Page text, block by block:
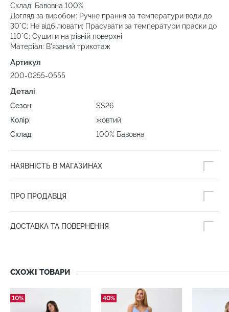
Склад: Бавовна 100%
Догляд за виробом: Ручне прання за температури води до
30°C; Не відбілювати; Прасувати за температури праски до
110°C; Сушити на рівній поверхні
Матеріал: В'язаний трикотаж
Артикул
200-0255-0555
Деталі
Сезон:
SS26
Колір:
жовтий
Склад:
100% Бавовна
НАЯВНІСТЬ В МАГАЗИНАХ
ПРО ПРОДАВЦЯ
ДОСТАВКА ТА ПОВЕРНЕННЯ
СХОЖІ ТОВАРИ
10% 40%